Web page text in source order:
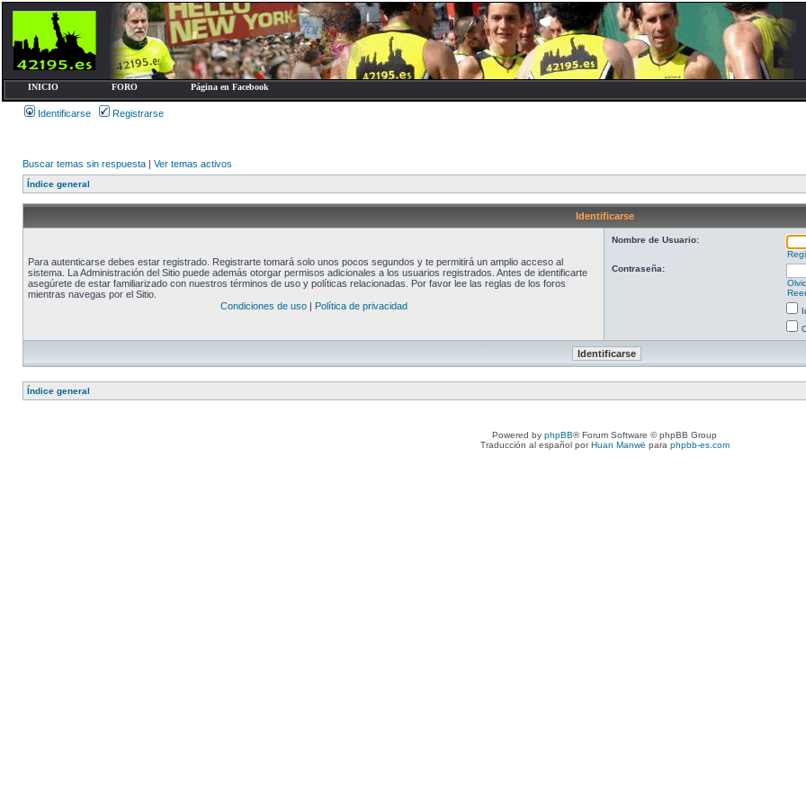
INICIO FORO Página en Facebook
Identificarse Registrarse
Buscar temas sin respuesta | Ver temas activos
Índice general
Identificarse
Para autenticarse debes estar registrado. Registrarte tomará solo unos pocos segundos y te permitirá un amplio acceso al
sistema. La Administración del Sitio puede además otorgar permisos adicionales a los usuarios registrados. Antes de identificarte
asegúrete de estar familiarizado con nuestros términos de uso y políticas relacionadas. Por favor lee las reglas de los foros
mientras navegas por el Sitio.
Condiciones de uso| Política de privacidad
Nombre de Usuario:
Contraseña:
Índice general
Powered by phpBB® Forum Software © phpBB Group
Traducción al español porHuan Manwë para phpbb-es.com